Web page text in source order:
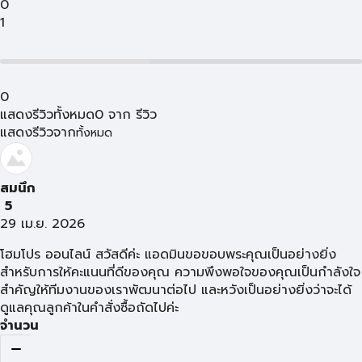
0
1
0
แสดงรีวิวทั้งหมด0 จาก รีวิว
แสดงรีวิวจากทั้งหมด
สมนึก
5
29 เม.ย. 2026
โฮมโปร ออนไลน์ สวัสดีค่ะ แอดมินขอขอบพระคุณเป็นอย่างยิ่ง
สำหรับการให้คะแนนที่ดีของคุณ ความพึงพอใจของคุณเป็นกำลังใจ
สำคัญให้ทีมงานของเราพัฒนาต่อไป และหวังเป็นอย่างยิ่งว่าจะได้
ดูแลคุณลูกค้าในคำสั่งซื้อถัดไปค่ะ
จำนวน